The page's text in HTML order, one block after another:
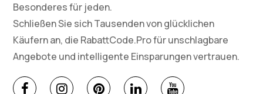
Besonderes für jeden.
Schließen Sie sich Tausenden von glücklichen
Käufern an, die RabattCode.Pro für unschlagbare
Angebote und intelligente Einsparungen vertrauen.